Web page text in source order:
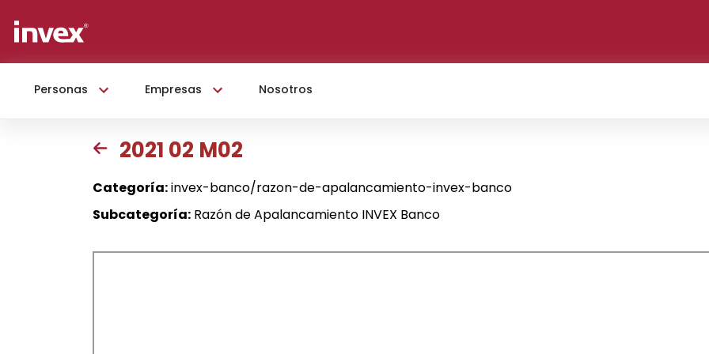
Personas Empresas Nosotros
2021 02 M02
Categoría:invex-banco/razon-de-apalancamiento-invex-banco
Subcategoría: Razón de Apalancamiento INVEX Banco